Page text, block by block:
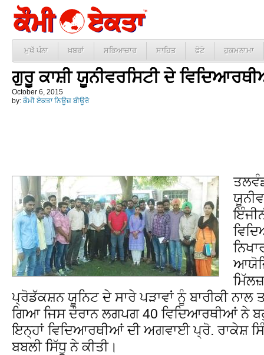
ਮੁਖੱ ਪੰਨਾ ਖ਼ਬਰਾਂ ਸਭਿਆਚਾਰ ਸਾਹਿਤ ਫੋਟੋ ਹੁਕਮਨਾਮਾ
ਗੁਰੂ ਕਾਸ਼ੀ ਯੂਨੀਵਰਸਿਟੀ ਦੇ
October 6, 2015
by: ਕੌਮੀ ਏਕਤਾ ਨਿਊਜ਼ ਬੀਊਰੋ
ਪ੍ਰੋਡੱਕਸ਼ਨ ਯੂਨਿਟ ਦੇ ਸਾਰੇ ਪੜਾਵਾਂ ਨੂੰ ਬਾਰੀਕੀ
ਗਿਆ ਜਿਸ ਦੌਰਾਨ ਲਗਪਗ 40 ਵਿਦਿਆਰਥੀਆਂ ਨੇ
ਇਨ੍ਹਾਂ ਵਿਦਿਆਰਥੀਆਂ ਦੀ ਅਗਵਾਈ ਪ੍ਰੋ. ਰਾਕੇਸ਼
ਬਬਲੀ ਸਿੱਧੂ ਨੇ ਕੀਤੀ।